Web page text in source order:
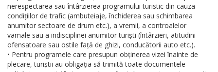
nerespectarea sau întârzierea programului turistic din cauza
condițiilor de trafic (ambuteiaje, închiderea sau schimbarea
anumitor sectoare de drum etc.), a vremii, a controalelor
vamale sau a indisciplinei anumitor turiști (întârzieri, atitudini
ofensatoare sau ostile față de ghizi, conducătorii auto etc.).
• Pentru programele care presupun obținerea vizei înainte de
plecare, turiștii au obligația să trimită toate documentele